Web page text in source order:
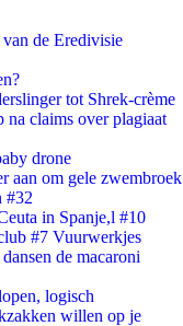
de Eredivisie
tot Shrek-crème
na claims over plagiaat
drone
aan om gele zwembroek
#32
in Spanje,l #10
#7 Vuurwerkjes
de macaroni
logisch
willen op je